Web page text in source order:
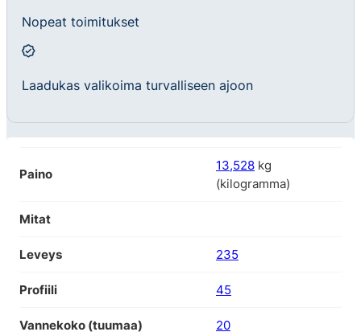
Nopeat toimitukset
Laadukas valikoima turvalliseen ajoon
Paino
13,528 kg
(kilogramma)
Mitat
Leveys 235
Profiili 45
Vannekoko (tuumaa) 20